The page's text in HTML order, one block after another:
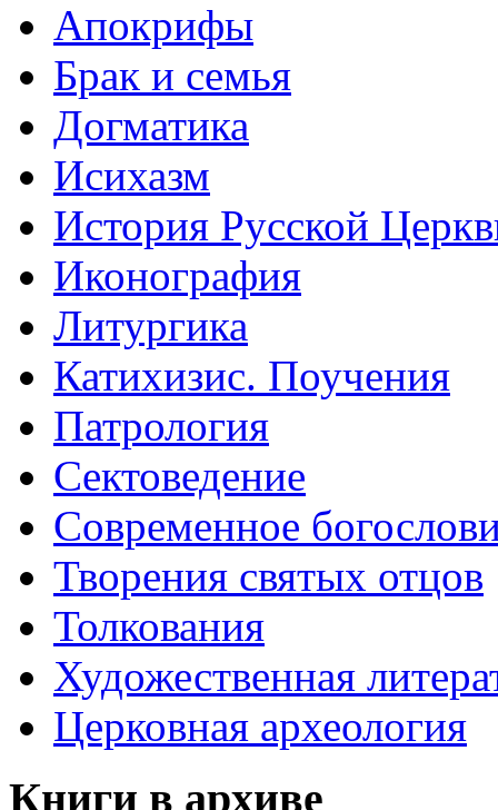
Апокрифы
Брак и семья
Догматика
Исихазм
История Русской
Иконография
Литургика
Катихизис. Поучения
Патрология
Сектоведение
Современное
Творения святых отцов
Толкования
Художественная
Церковная археология
Книги в архиве